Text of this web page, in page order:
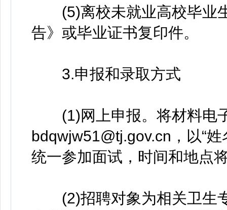
(5)离校未就业高校毕业
告》或毕业证书复印件。
3.申报和录取方式
(1)网上申报。将材料电
bdqwjw51@tj.gov.cn，以“
统一参加面试，时间和地点
(2)招聘对象为相关卫生